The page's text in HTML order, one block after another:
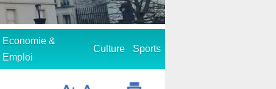
Economie &
Emploi
Culture Sports